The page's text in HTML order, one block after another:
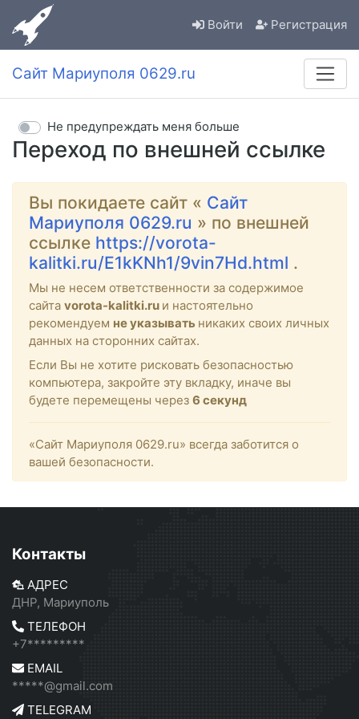
Войти Регистрация
Сайт Мариуполя 0629.ru
Переход по внешней ссылке
Не предупреждать меня больше
Вы покидаете сайт « Сайт
Мариуполя 0629.ru » по внешней
ссылке https://vorota-
kalitki.ru/E1kKNh1/9vin7Hd.html .
Мы не несем ответственности за содержимое
сайта vorota-kalitki.ru и настоятельно
рекомендуем не указывать никаких своих личных
данных на сторонних сайтах.
Если Вы не хотите рисковать безопасностью
компьютера, закройте эту вкладку, иначе вы
будете перемещены через 6 секунд
«Сайт Мариуполя 0629.ru» всегда заботится о
вашей безопасности.
Контакты
АДРЕС
ДНР, Мариуполь
ТЕЛЕФОН
+7*********
EMAIL
*****@gmail.com
TELEGRAM